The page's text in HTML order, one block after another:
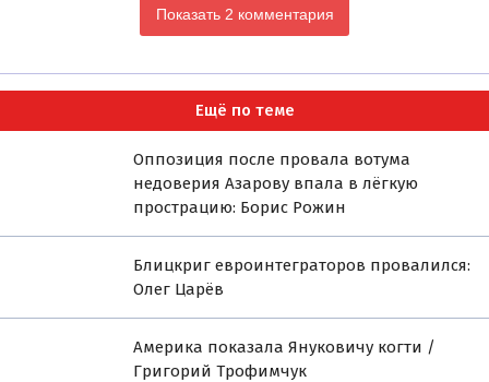
Показать 2 комментария
Ещё по теме
Оппозиция после провала вотума
недоверия Азарову впала в лёгкую
прострацию: Борис Рожин
Блицкриг евроинтеграторов провалился:
Олег Царёв
Америка показала Януковичу когти /
Григорий Трофимчук